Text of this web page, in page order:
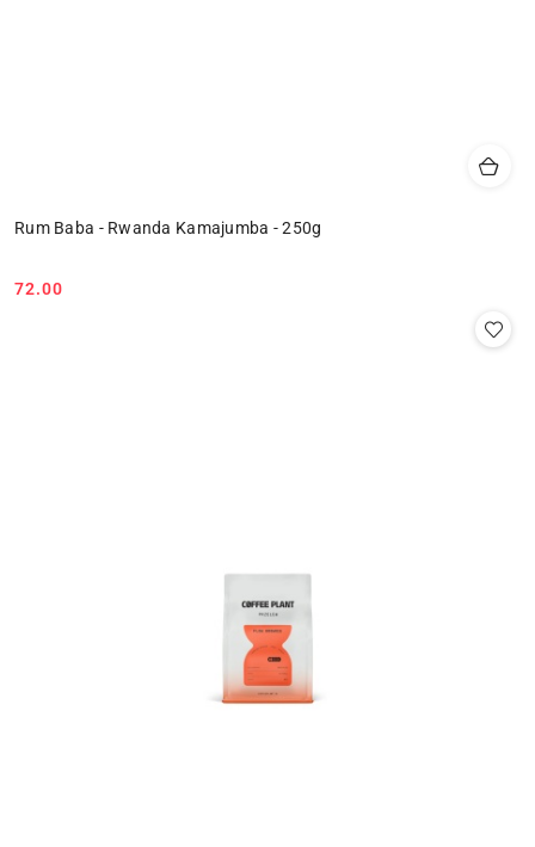
Rum Baba - Rwanda Kamajumba - 250g
Cena:
72.00